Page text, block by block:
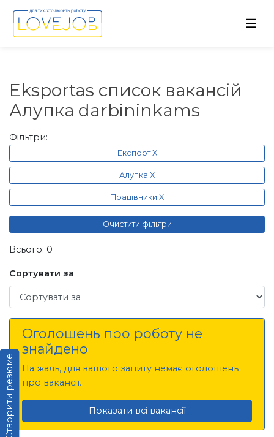
Створити резюме
Eksportas список вакансій
Алупка darbininkams
Фільтри:
Експорт X
Алупка X
Працівники X
Очистити фільтри
Всього: 0
Сортувати за
Сортувати за
Оголошень про роботу не
знайдено
На жаль, для вашого запиту немає оголошень
про вакансії.
Показати всі вакансії